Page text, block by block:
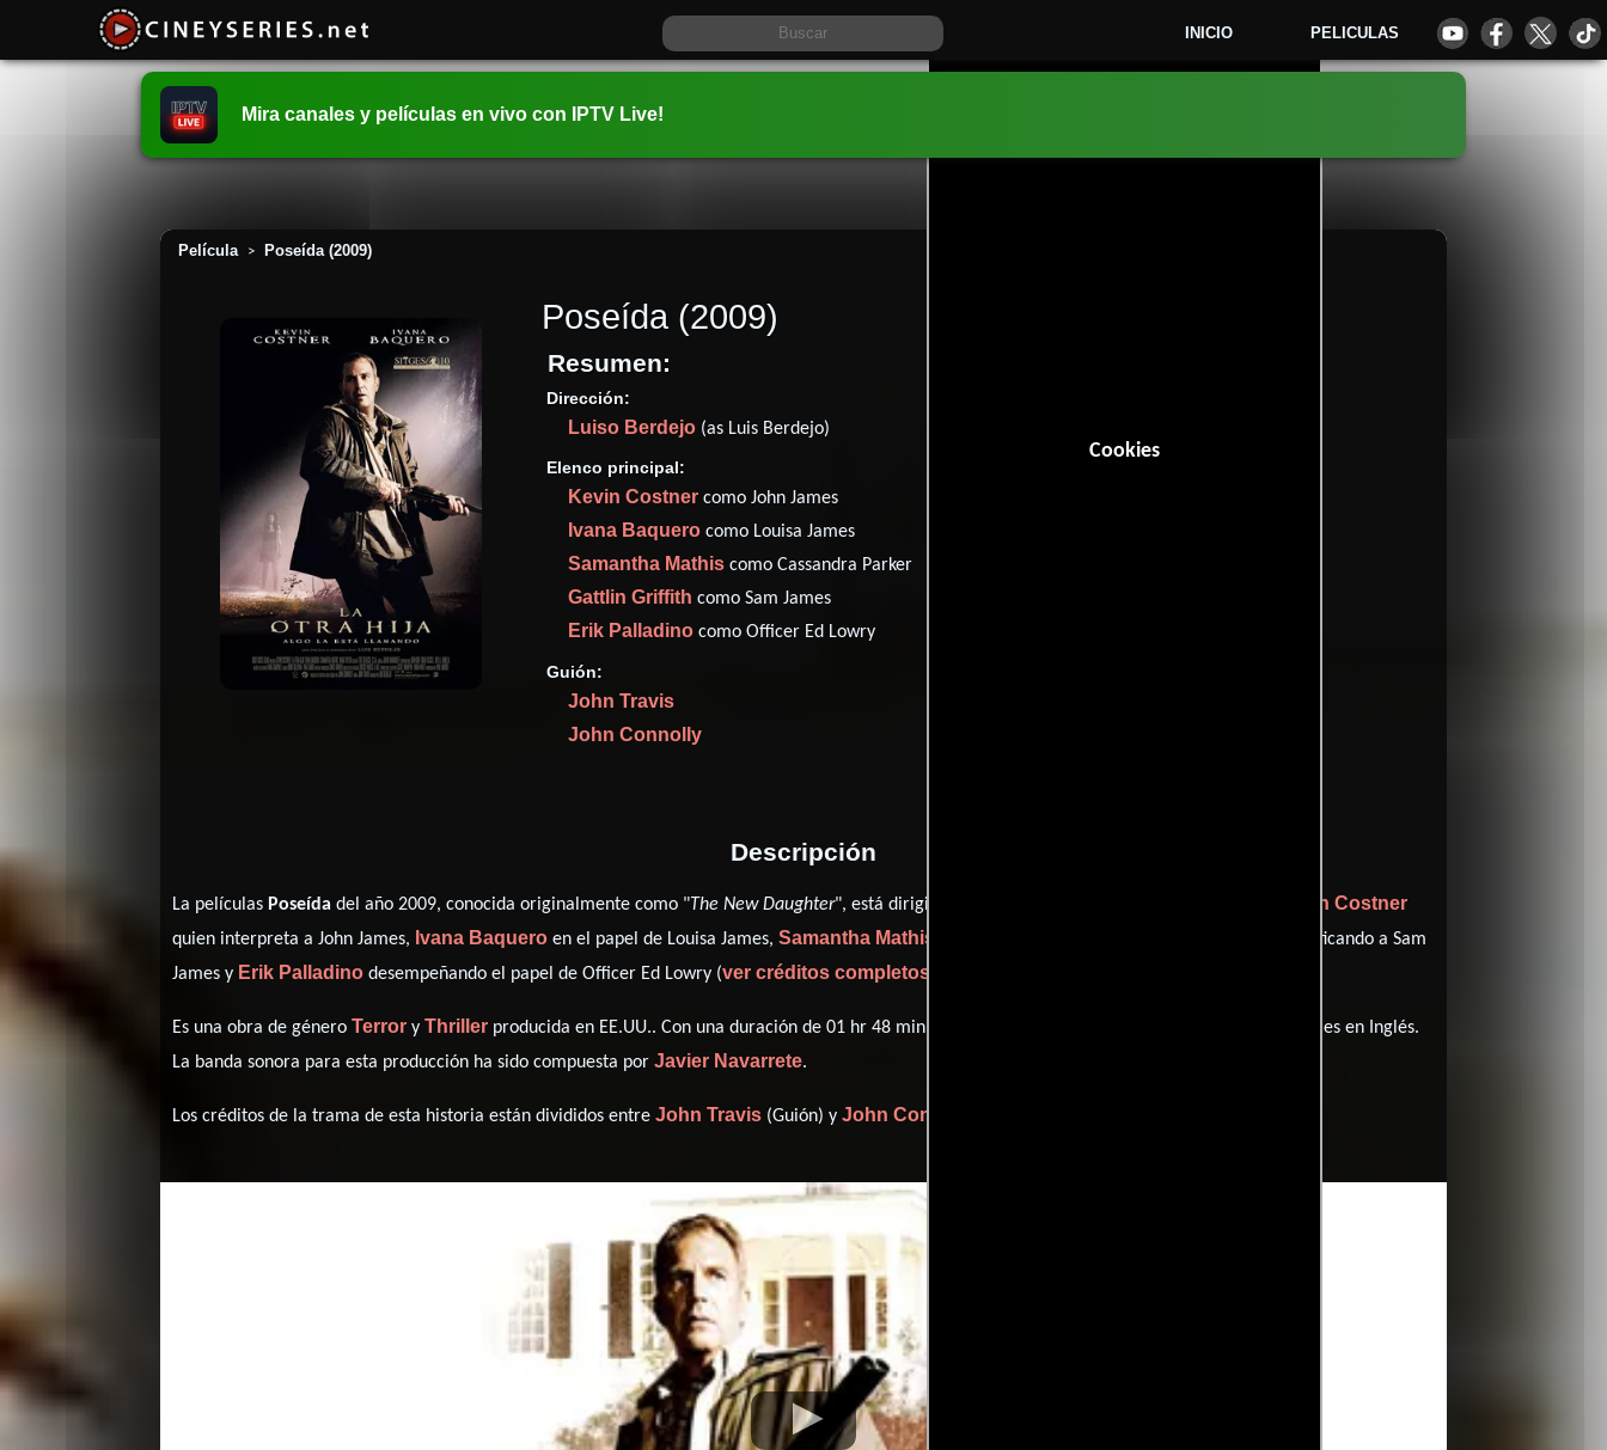
INICIO PELICULAS
Cookies
Mira canales y películas en vivo con IPTV Live!
Película > Poseída (2009)
Poseída (2009)
Resumen:
Dirección:
Luiso Berdejo (as Luis Berdejo)
Elenco principal:
Kevin Costner como John James
Ivana Baquero como Louisa James
Samantha Mathis como Cassandra Parker
Gattlin Griffith como Sam James
Erik Palladino como Officer Ed Lowry
Guión:
John Travis
John Connolly
01 hr 48 min (108 minutos).
Descripción
La películas Poseída del año 2009, conocida originalmente como "The New Daughter", está dirigida por Kevin Costner
quien interpreta a John James, Ivana Baquero en el papel de Louisa James,Samantha Mathis
personificando a Sam
James y Erik Palladino desempeñando el papel de Officer Ed Lowry (ver créditos completos
Es una obra de género Terror y Thriller producida en EE.UU.. Con una duración de 01 hr 48 min (108 minutos), esta película tiene diálogos originales en Inglés.
La banda sonora para esta producción ha sido compuesta porJavier Navarrete.
Los créditos de la trama de esta historia están divididos entreJohn Travis (Guión) yJohn Connolly